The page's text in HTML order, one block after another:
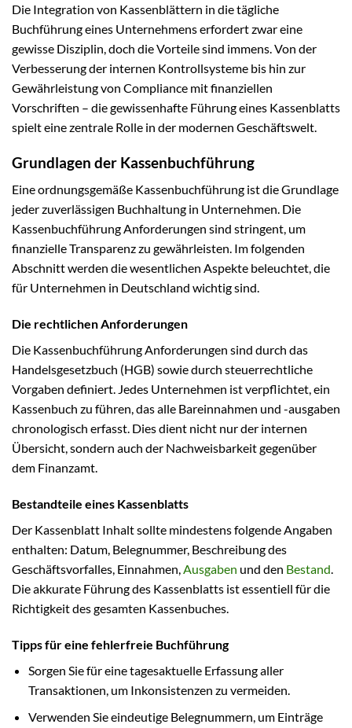
Die Integration von Kassenblättern in die tägliche
Buchführung eines Unternehmens erfordert zwar eine
gewisse Disziplin, doch die Vorteile sind immens. Von der
Verbesserung der internen Kontrollsysteme bis hin zur
Gewährleistung von Compliance mit finanziellen
Vorschriften – die gewissenhafte Führung eines Kassenblatts
spielt eine zentrale Rolle in der modernen Geschäftswelt.
Grundlagen der Kassenbuchführung
Eine ordnungsgemäße Kassenbuchführung ist die Grundlage
jeder zuverlässigen Buchhaltung in Unternehmen. Die
Kassenbuchführung Anforderungen sind stringent, um
finanzielle Transparenz zu gewährleisten. Im folgenden
Abschnitt werden die wesentlichen Aspekte beleuchtet, die
für Unternehmen in Deutschland wichtig sind.
Die rechtlichen Anforderungen
Die Kassenbuchführung Anforderungen sind durch das
Handelsgesetzbuch (HGB) sowie durch steuerrechtliche
Vorgaben definiert. Jedes Unternehmen ist verpflichtet, ein
Kassenbuch zu führen, das alle Bareinnahmen und -ausgaben
chronologisch erfasst. Dies dient nicht nur der internen
Übersicht, sondern auch der Nachweisbarkeit gegenüber
dem Finanzamt.
Bestandteile eines Kassenblatts
Der Kassenblatt Inhalt sollte mindestens folgende Angaben
enthalten: Datum, Belegnummer, Beschreibung des
Geschäftsvorfalles, Einnahmen,Ausgaben und den Bestand.
Die akkurate Führung des Kassenblatts ist essentiell für die
Richtigkeit des gesamten Kassenbuches.
Tipps für eine fehlerfreie Buchführung
Sorgen Sie für eine tagesaktuelle Erfassung aller
Transaktionen, um Inkonsistenzen zu vermeiden.
Verwenden Sie eindeutige Belegnummern, um Einträge